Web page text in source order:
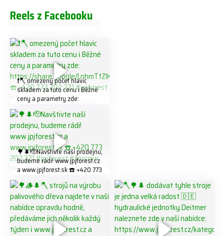
Reels z Facebooku
❗️🪓 omezený počet hlavic
skladem za tuto cenu ℹ️ Běžné
ceny a parametry zde:
K8W5t7i6o ☎️ +420 773 202
321 #jpjforest #forsmw
#firewood #
🌳🌲🫡Navštivte naší prodejnu,
budeme rádi! www.jpjforest.cz
a www.jpjforest.sk ☎️ +420 773
#biojack #regon #vahvajussi